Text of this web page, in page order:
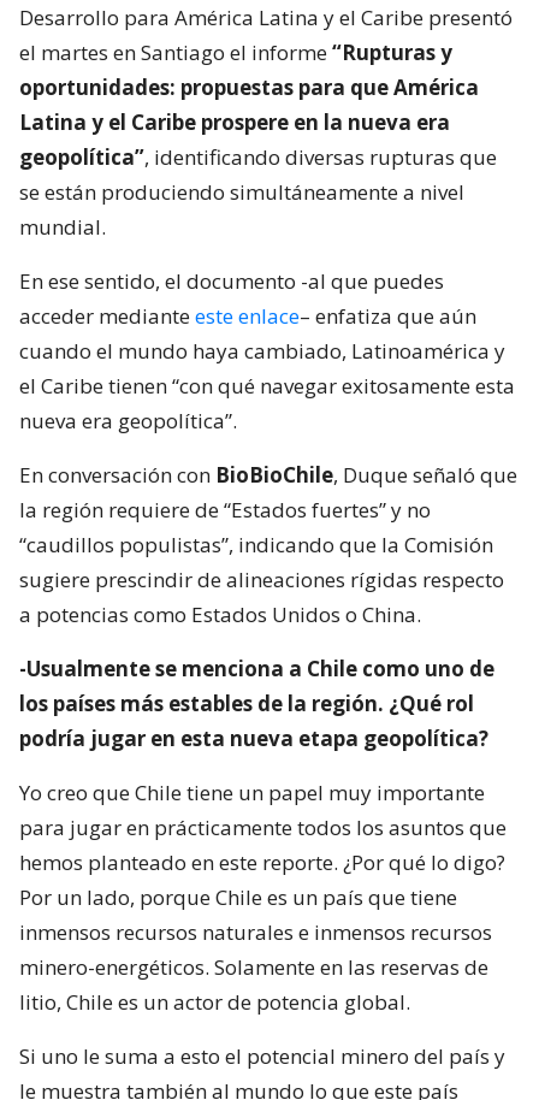
Desarrollo para América Latina y el Caribe presentó
el martes en Santiago el informe“Rupturas y
oportunidades: propuestas para que América
Latina y el Caribe prospere en la nueva era
geopolítica”, identificando diversas rupturas que
se están produciendo simultáneamente a nivel
mundial.
En ese sentido, el documento -al que puedes
acceder medianteeste enlace– enfatiza que aún
cuando el mundo haya cambiado, Latinoamérica y
el Caribe tienen “con qué navegar exitosamente esta
nueva era geopolítica”.
En conversación con BioBioChile, Duque señaló que
la región requiere de “Estados fuertes” y no
“caudillos populistas”, indicando que la Comisión
sugiere prescindir de alineaciones rígidas respecto
a potencias como Estados Unidos o China.
-Usualmente se menciona a Chile como uno de
los países más estables de la región. ¿Qué rol
podría jugar en esta nueva etapa geopolítica?
Yo creo que Chile tiene un papel muy importante
para jugar en prácticamente todos los asuntos que
hemos planteado en este reporte. ¿Por qué lo digo?
Por un lado, porque Chile es un país que tiene
inmensos recursos naturales e inmensos recursos
minero-energéticos. Solamente en las reservas de
litio, Chile es un actor de potencia global.
Si uno le suma a esto el potencial minero del país y
le muestra también al mundo lo que este país